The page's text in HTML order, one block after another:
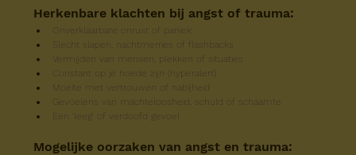
Herkenbare klachten bij angst of trauma:
Onverklaarbare onrust of paniek
Slecht slapen, nachtmerries of flashbacks
Vermijden van mensen, plekken of situaties
Constant op je hoede zijn (hyperalert)
Moeite met vertrouwen of nabijheid
Gevoelens van machteloosheid, schuld of schaamte
Een ‘leeg’ of verdoofd gevoel
Mogelijke oorzaken van angst en trauma: